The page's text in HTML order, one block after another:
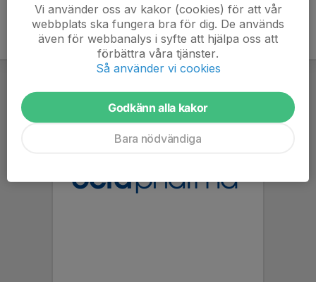
Vi använder oss av kakor (cookies) för att vår
webbplats ska fungera bra för dig. De används
även för webbanalys i syfte att hjälpa oss att
förbättra våra tjänster.
Så använder vi cookies
Godkänn alla kakor
Bara nödvändiga